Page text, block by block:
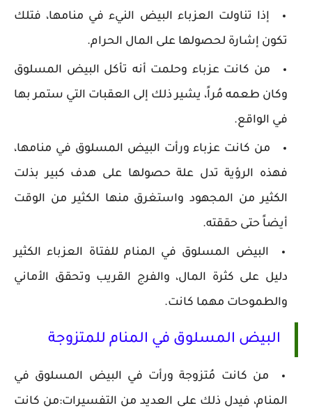
إذا تناولت العزباء البيض النيء في منامها، فتلك
تكون إشارة لحصولها على المال الحرام.
من كانت عزباء وحلمت أنه تأكل البيض المسلوق
وكان طعمه مُراً، يشير ذلك إلى العقبات التي ستمر بها
في الواقع.
من كانت عزباء ورأت البيض المسلوق في منامها،
فهذه الرؤية تدل علة حصولها على هدف كبير بذلت
الكثير من المجهود واستغرق منها الكثير من الوقت
أيضاً حتى حققته.
البيض المسلوق في المنام للفتاة العزباء الكثير
دليل على كثرة المال، والفرج القريب وتحقق الأماني
والطموحات مهما كانت.
البيض المسلوق في المنام للمتزوجة
من كانت مُتزوجة ورأت في البيض المسلوق في
المنام، فيدل ذلك على العديد من التفسيرات:من كانت